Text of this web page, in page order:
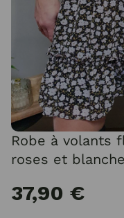
Robe à volants
roses et
37,90 €